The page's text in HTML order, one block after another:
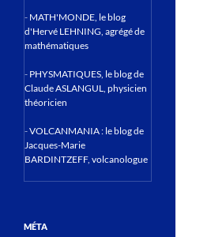
- MATH'MONDE, le blog
d'Hervé LEHNING, agrégé de
mathématiques
- PHYSMATIQUES, le blog de
Claude ASLANGUL, physicien
théoricien
-VOLCANMANIA : le blog de
Jacques-Marie
BARDINTZEFF, volcanologue
MÉTA